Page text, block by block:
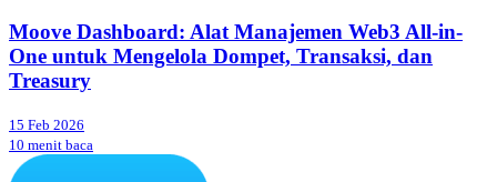
Moove Dashboard: Alat Manajemen Web3 All-in-
One untuk Mengelola Dompet, Transaksi, dan
Treasury
15 Feb 2026
10 menit baca